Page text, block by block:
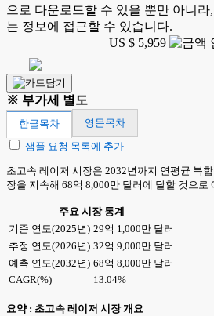
으로 다운로드할 수 있을 뿐만 아니
는 정보에 접근할 수 있습니다.
US $ 5,959
※ 부가세 별도
한글목차
영문목차
샘플 요청 목록에 추가
초고속 레이저 시장은 2032년까지 연평균 복
장을 지속해 68억 8,000만 달러에 달할 것으로
주요 시장 통계
기준 연도(2025년) 29억 1,000만 달러
추정 연도(2026년) 32억 9,000만 달러
예측 연도(2032년) 68억 8,000만 달러
CAGR(%)
13.04%
요약 : 초고속 레이저 시장 개요